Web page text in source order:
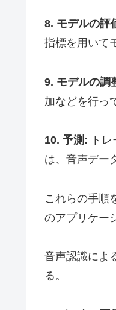
8. モデルの評
指標を用いて
9. モデルの調
加などを行っ
10. 予測: ト
は、音声デー
これらの手順
のアプリケー
音声認識によ
る。